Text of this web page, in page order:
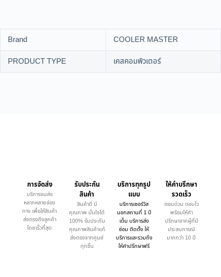
Brand
COOLER MASTER
PRODUCT TYPE
เคสคอมพิวเตอร์
การจัดส่ง
บริการขนส่ง
หลากหลายช่อง
ทาง เพื่อให้สินค้า
ส่งตรงถึงลูกค้า
โดยเร็วที่สุด
รับประกัน
สินค้า
สินค้าดี มี
คุณภาพ มั่นใจได้
100% รับประกัน
คุณภาพสินค้าแท้
ส่งตรงจากศูนย์
ทุกชิ้น
บริการทุกรูป
แบบ
บริการเซอร์วิส
นอกสถานที่ 1 ปี
เต็ม บริการส่ง
ซ่อม ติดตั้ง ให้
บริการและรวมถึง
ให้คำปรึกษาฟรี
ให้คำบรึกษา
รวดเร็ว
ตอบด่วน ตอบไว
พร้อมให้คำ
ปรึกษาจากผู้ที่มี
ประสบการณ์
มากกว่า 10 ปี